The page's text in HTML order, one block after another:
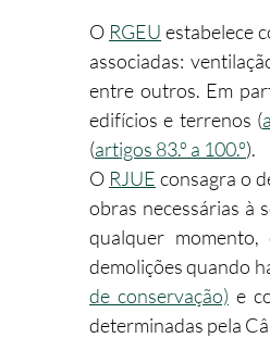
O RGEU estabelece
associadas:
entre outros.​ Em
edifícios e terrenos (
(artigos 83.º a 100.º).​
O RJUE consagra o
obras necessárias à
qualquer
demolições quando
de conservação) e
determinadas pela